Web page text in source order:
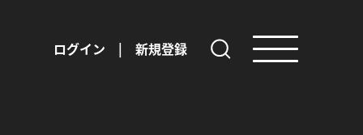
ログイン | 新規登録